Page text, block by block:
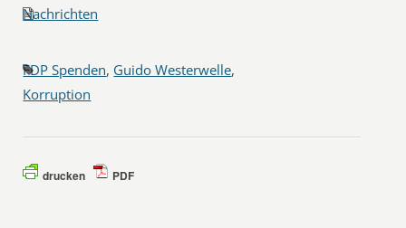
Nachrichten
FDP Spenden, Guido Westerwelle,
Korruption
drucken PDF